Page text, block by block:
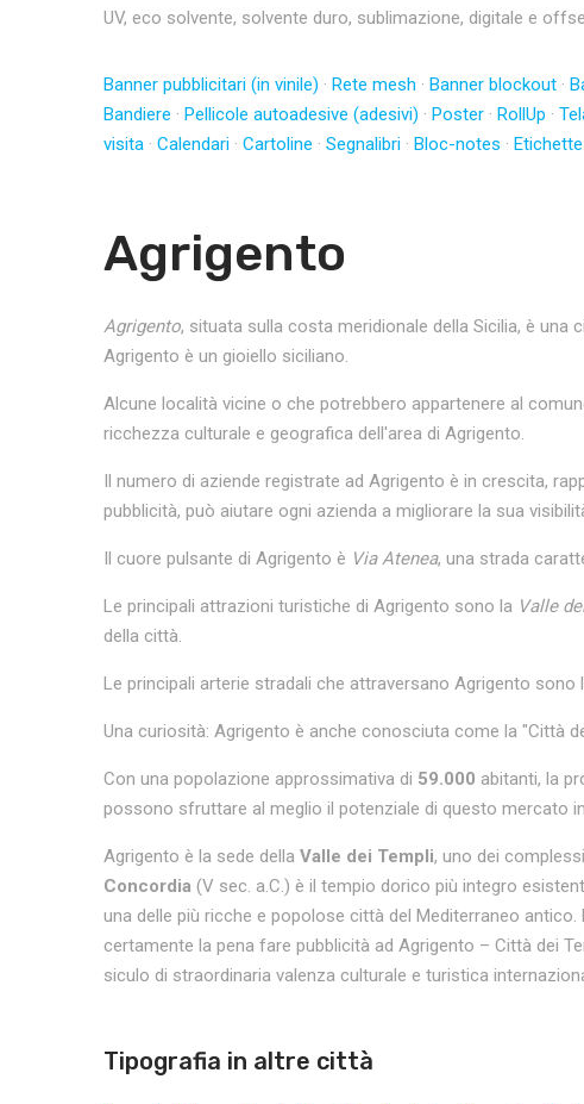
UV, eco solvente, solvente duro, sublimazione, digitale e
Banner pubblicitari (in vinile) · Rete mesh · Banner blockout ·
Bandiere · Pellicole autoadesive (adesivi) · Poster · RollUp ·
visita · Calendari · Cartoline · Segnalibri · Bloc-notes · Etichette
Agrigento
Agrigento, situata sulla costa meridionale della Sicilia, è
Agrigento è un gioiello siciliano.
Alcune località vicine o che potrebbero appartenere al
ricchezza culturale e geografica dell'area di Agrigento.
Il numero di aziende registrate ad Agrigento è in crescita,
pubblicità, può aiutare ogni azienda a migliorare la sua
Il cuore pulsante di Agrigento è Via Atenea, una strada
Le principali attrazioni turistiche di Agrigento sono la Valle
della città.
Le principali arterie stradali che attraversano Agrigento
Una curiosità: Agrigento è anche conosciuta come la "Città
Con una popolazione approssimativa di 59.000 abitanti, la
possono sfruttare al meglio il potenziale di questo mercato
Agrigento è la sede della Valle dei Templi, uno dei
Concordia (V sec. a.C.) è il tempio dorico più integro
una delle più ricche e popolose città del Mediterraneo
certamente la pena fare pubblicità ad Agrigento – Città dei
siculo di straordinaria valenza culturale e turistica
Tipografia in altre città